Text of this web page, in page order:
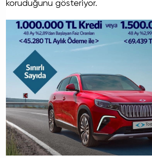
koruduğunu gösteriyor.